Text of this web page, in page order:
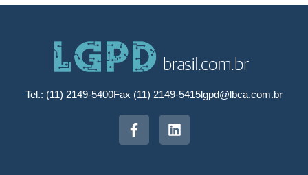
Tel.: (11) 2149-5400Fax (11) 2149-5415lgpd@lbca.com.br